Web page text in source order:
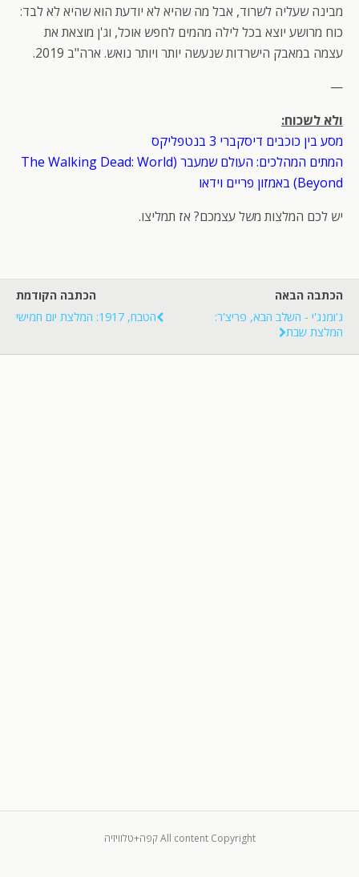
מבינה שעליה לשרוד, אבל מה שהיא לא יודעת הוא שהיא לא לבד:
כוח מרושע יוצא בכל לילה מהמים לחפש אוכל, וג'ן מוצאת את
עצמה במאבק הישרדות שנעשה יותר ויותר נואש. ארה"ב 2019.
—
ולא לשכוח:
מסע בין כוכבים דיסקברי 3 בנטפליקס
המתים המהלכים: העולם שמעבר (The Walking Dead: World
Beyond) באמזון פריים וידאו
יש לכם המלצות משל עצמכם? אז תמליצו.
הכתבה הקודמת
הטבח, 1917: המלצת יום חמישי
הכתבה הבאה
ג'ומנג'י - השלב הבא, פריצ'ר:
המלצת שבת
All content Copyright קפה+טלוויזיה